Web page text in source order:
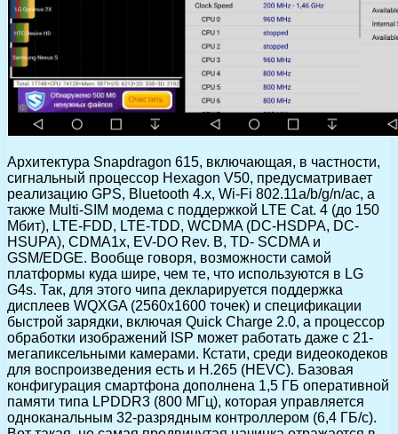
Архитектура Snapdragon 615, включающая, в частности,
сигнальный процессор Hexagon V50, предусматривает
реализацию GPS, Bluetooth 4.х, Wi-Fi 802.11a/b/g/n/ac, а
также Multi-SIM модема с поддержкой LTE Cat. 4 (до 150
Мбит), LTE-FDD, LTE-TDD, WCDMA (DC-HSDPA, DC-
HSUPA), CDMA1x, EV-DO Rev. B, TD- SCDMA и
GSM/EDGE. Вообще говоря, возможности самой
платформы куда шире, чем те, что используются в LG
G4s. Так, для этого чипа декларируется поддержка
дисплеев WQXGA (2560х1600 точек) и спецификации
быстрой зарядки, включая Quick Charge 2.0, а процессор
обработки изображений ISP может работать даже с 21-
мегапиксельными камерами. Кстати, среди видеокодеков
для воспроизведения есть и H.265 (HEVC). Базовая
конфигурация смартфона дополнена 1,5 ГБ оперативной
памяти типа LPDDR3 (800 МГц), которая управляется
одноканальным 32-разрядным контроллером (6,4 ГБ/с).